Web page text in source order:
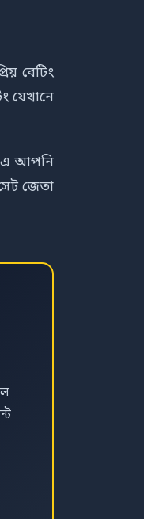
বেটিং
যেখানে
এ আপনি
জেতা